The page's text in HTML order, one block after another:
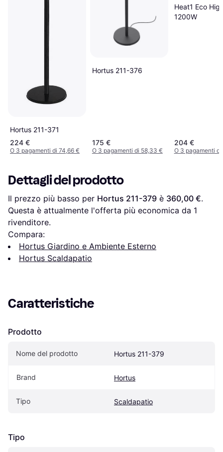
Hortus 211-371
224 €
O 3 pagamenti di 74,66 €
Hortus 211-376
175 €
O 3 pagamenti di 58,33 €
Heat1 Eco
1200W
204 €
O 3 pagamenti
Dettagli del prodotto
Il prezzo più basso per Hortus 211-379 è 360,00 €.
Questa è attualmente l'offerta più economica da 1
rivenditore.
Compara:
Hortus Giardino e Ambiente Esterno
Hortus Scaldapatio
Caratteristiche
Prodotto
Nome del prodotto Hortus 211-379
Brand Hortus
Tipo Scaldapatio
Tipo